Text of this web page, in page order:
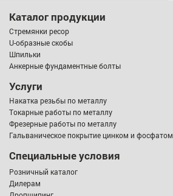
Каталог продукции
Стремянки ресор
U-образные скобы
Шпильки
Анкерные фундаментные болты
Услуги
Накатка резьбы по металлу
Токарные работы по металлу
Фрезерные работы по металлу
Гальваническое покрытие цинком и фосфатом
Специальные условия
Розничный каталог
Дилерам